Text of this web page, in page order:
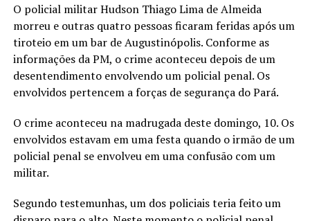
O policial militar Hudson Thiago Lima de Almeida
morreu e outras quatro pessoas ficaram feridas após um
tiroteio em um bar de Augustinópolis. Conforme as
informações da PM, o crime aconteceu depois de um
desentendimento envolvendo um policial penal. Os
envolvidos pertencem a forças de segurança do Pará.
O crime aconteceu na madrugada deste domingo, 10. Os
envolvidos estavam em uma festa quando o irmão de um
policial penal se envolveu em uma confusão com um
militar.
Segundo testemunhas, um dos policiais teria feito um